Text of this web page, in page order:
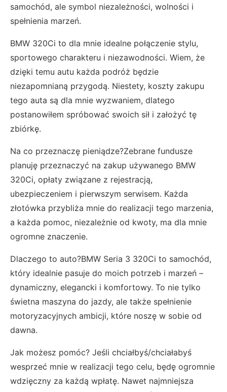
samochód, ale symbol niezależności, wolności i
spełnienia marzeń.
BMW 320Ci to dla mnie idealne połączenie stylu,
sportowego charakteru i niezawodności. Wiem, że
dzięki temu autu każda podróż będzie
niezapomnianą przygodą. Niestety, koszty zakupu
tego auta są dla mnie wyzwaniem, dlatego
postanowiłem spróbować swoich sił i założyć tę
zbiórkę.
Na co przeznaczę pieniądze?Zebrane fundusze
planuję przeznaczyć na zakup używanego BMW
320Ci, opłaty związane z rejestracją,
ubezpieczeniem i pierwszym serwisem. Każda
złotówka przybliża mnie do realizacji tego marzenia,
a każda pomoc, niezależnie od kwoty, ma dla mnie
ogromne znaczenie.
Dlaczego to auto?BMW Seria 3 320Ci to samochód,
który idealnie pasuje do moich potrzeb i marzeń –
dynamiczny, elegancki i komfortowy. To nie tylko
świetna maszyna do jazdy, ale także spełnienie
motoryzacyjnych ambicji, które noszę w sobie od
dawna.
Jak możesz pomóc? Jeśli chciałbyś/chciałabyś
wesprzeć mnie w realizacji tego celu, będę ogromnie
wdzięczny za każdą wpłatę. Nawet najmniejsza